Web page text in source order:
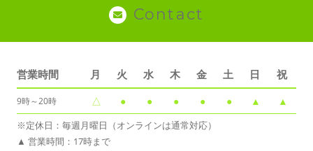
Contact
営業時間 月 火 水 木 金 土 日 祝
9時～20時 △ ● ● ● ● ● ▲ ▲
※定休日：毎週月曜日（オンラインは通常対応）
▲ 営業時間：17時まで